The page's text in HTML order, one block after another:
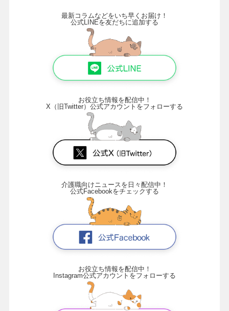
最新コラムなどをいち早くお届け！
公式LINEを友だちに追加する
お役立ち情報を配信中！
X（旧Twitter）公式アカウントをフォローする
介護職向けニュースを日々配信中！
公式Facebookをチェックする
お役立ち情報を配信中！
Instagram公式アカウントをフォローする